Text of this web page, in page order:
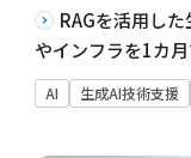
RAGを活用し
やインフラを1カ
AI 生成AI技術支援